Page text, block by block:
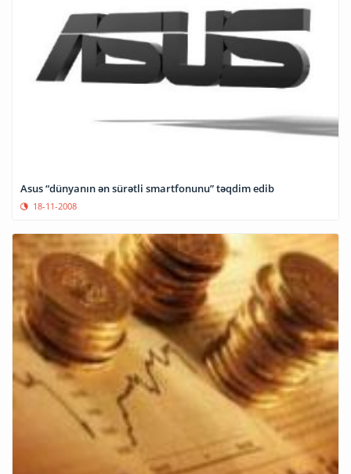
Asus “dünyanın ən sürətli smartfonunu” təqdim edib
18-11-2008